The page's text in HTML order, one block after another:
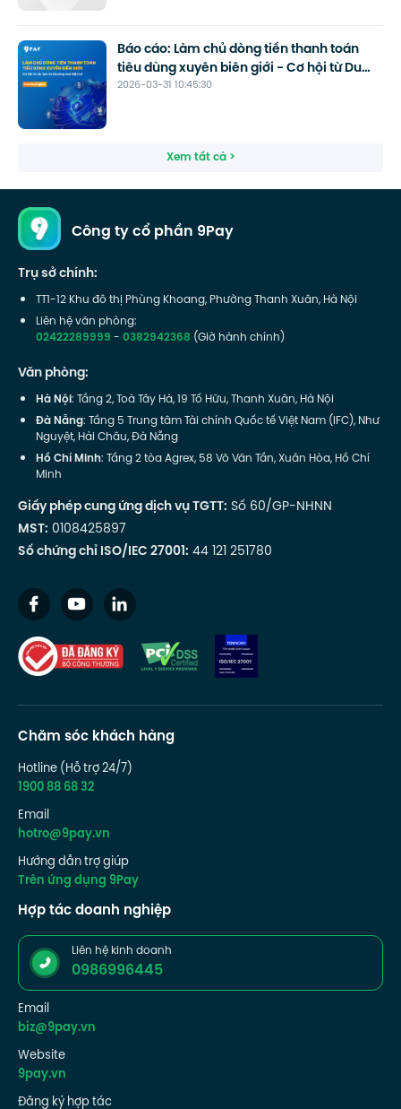
2026-03-31 10:45:30
Báo cáo: Làm chủ dòng tiền thanh toán
tiêu dùng xuyên biên giới - Cơ hội từ Du
lịch và Thương mại điện tử
Xem tất cả >
Công ty cổ phần 9Pay
Trụ sở chính:
TT1-12 Khu đô thị Phùng Khoang, Phường Thanh Xuân, Hà Nội
Liên hệ văn phòng:
02422289999-0382942368 (Giờ hành chính)
Văn phòng:
Hà Nội: Tầng 2, Toà Tây Hà, 19 Tố Hữu, Thanh Xuân, Hà Nội
Đà Nẵng: Tầng 5 Trung tâm Tài chính Quốc tế Việt Nam (IFC), Như
Nguyệt, Hải Châu, Đà Nẵng
Hồ Chí Minh: Tầng 2 tòa Agrex, 58 Võ Văn Tần, Xuân Hòa, Hồ Chí
Minh
Giấy phép cung ứng dịch vụ TGTT: Số 60/GP-NHNN
MST: 0108425897
Số chứng chỉ ISO/IEC 27001: 44 121 251780
Chăm sóc khách hàng
Hotline (Hỗ trợ 24/7)
1900 88 68 32
Email
hotro@9pay.vn
Hướng dẫn trợ giúp
Trên ứng dụng 9Pay
Hợp tác doanh nghiệp
Liên hệ kinh doanh
0986996445
Email
biz@9pay.vn
Website
9pay.vn
Đăng ký hợp tác